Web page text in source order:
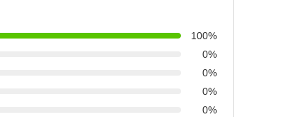
100%
0%
0%
0%
0%